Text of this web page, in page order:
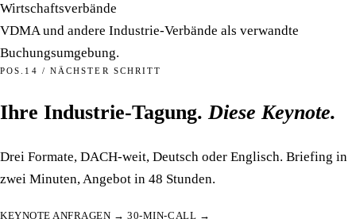
Wirtschaftsverbände
VDMA und andere Industrie-Verbände als verwandte
Buchungsumgebung.
POS.14 / NÄCHSTER SCHRITT
Ihre Industrie-Tagung.Diese Keynote.
Drei Formate, DACH-weit, Deutsch oder Englisch. Briefing in
zwei Minuten, Angebot in 48 Stunden.
KEYNOTE ANFRAGEN → 30-MIN-CALL →